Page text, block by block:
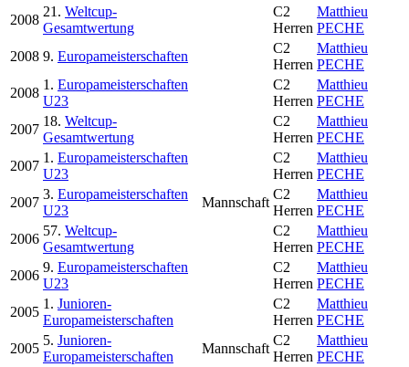
2008
21. Weltcup-
Gesamtwertung
C2
Herren
Matthieu
PECHE
2008 9. Europameisterschaften
C2
Herren
Matthieu
PECHE
2008
1. Europameisterschaften
U23
C2
Herren
Matthieu
PECHE
2007
18. Weltcup-
Gesamtwertung
C2
Herren
Matthieu
PECHE
2007
1. Europameisterschaften
U23
C2
Herren
Matthieu
PECHE
2007
3. Europameisterschaften
U23
Mannschaft
C2
Herren
Matthieu
PECHE
2006
57. Weltcup-
Gesamtwertung
C2
Herren
Matthieu
PECHE
2006
9. Europameisterschaften
U23
C2
Herren
Matthieu
PECHE
2005
1. Junioren-
Europameisterschaften
C2
Herren
Matthieu
PECHE
2005
5. Junioren-
Europameisterschaften
Mannschaft
C2
Herren
Matthieu
PECHE